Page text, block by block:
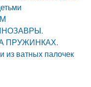
ПРУЖИНКАХ.
из ватных палочек